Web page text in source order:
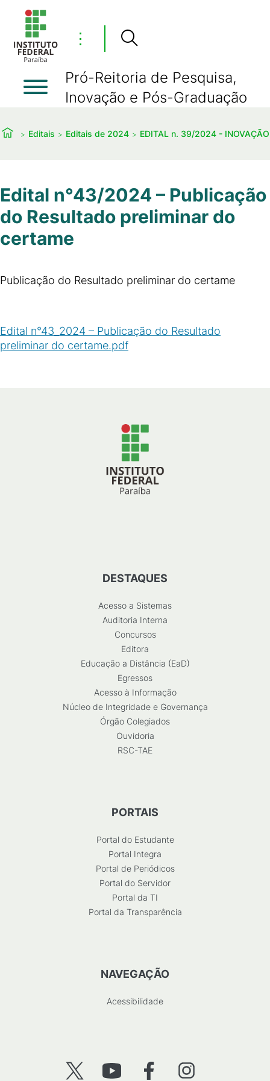
⋮
Pró-Reitoria de Pesquisa,
Inovação e Pós-Graduação
Editais Editais de 2024 EDITAL n. 39/2024 - INOVAÇÃO
Edital n°43/2024 – Publicação
do Resultado preliminar do
certame
Publicação do Resultado preliminar do certame
Edital n°43_2024 – Publicação do Resultado
preliminar do certame.pdf
DESTAQUES
Acesso a Sistemas
Auditoria Interna
Concursos
Editora
Educação a Distância (EaD)
Egressos
Acesso à Informação
Núcleo de Integridade e Governança
Órgão Colegiados
Ouvidoria
RSC-TAE
PORTAIS
Portal do Estudante
Portal Integra
Portal de Periódicos
Portal do Servidor
Portal da TI
Portal da Transparência
NAVEGAÇÃO
Acessibilidade